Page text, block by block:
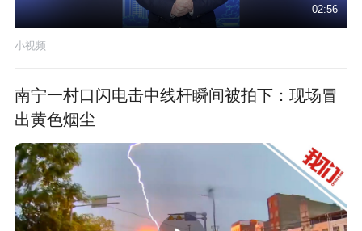
02:56
小视频
南宁一村口闪电击中线杆瞬间被拍下：现场冒
出黄色烟尘